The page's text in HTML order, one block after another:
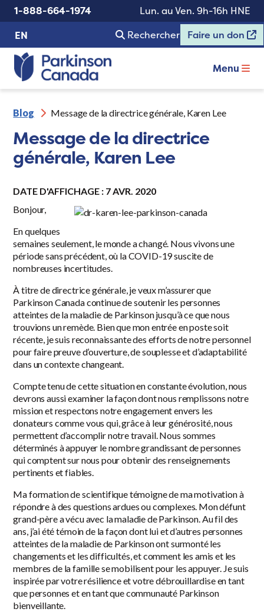
1-888-664-1974
Lun. au Ven. 9h-16h HNE
EN
Rechercher Faire un don
Menu
Blog Message de la directrice générale, Karen Lee
Message de la directrice
générale, Karen Lee
DATE D'AFFICHAGE : 7 AVR. 2020
Bonjour,
En quelques
semaines seulement, le monde a changé. Nous vivons une
période sans précédent, où la COVID-19 suscite de
nombreuses incertitudes.
À titre de directrice générale, je veux m’assurer que
Parkinson Canada continue de soutenir les personnes
atteintes de la maladie de Parkinson jusqu’à ce que nous
trouvions un remède. Bien que mon entrée en poste soit
récente, je suis reconnaissante des efforts de notre personnel
pour faire preuve d’ouverture, de souplesse et d’adaptabilité
dans un contexte changeant.
Compte tenu de cette situation en constante évolution, nous
devrons aussi examiner la façon dont nous remplissons notre
mission et respectons notre engagement envers les
donateurs comme vous qui, grâce à leur générosité, nous
permettent d’accomplir notre travail. Nous sommes
déterminés à appuyer le nombre grandissant de personnes
qui comptent sur nous pour obtenir des renseignements
pertinents et fiables.
Ma formation de scientifique témoigne de ma motivation à
répondre à des questions ardues ou complexes. Mon défunt
grand-père a vécu avec la maladie de Parkinson. Au fil des
ans, j’ai été témoin de la façon dont lui et d’autres personnes
atteintes de la maladie de Parkinson ont surmonté les
changements et les difficultés, et comment les amis et les
membres de la famille se mobilisent pour les appuyer. Je suis
inspirée par votre résilience et votre débrouillardise en tant
que personnes et en tant que communauté Parkinson
bienveillante.